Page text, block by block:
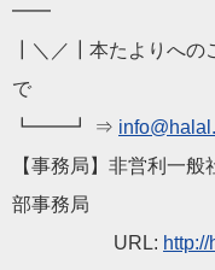
━━
┃＼／┃本た より への
で
┗━━┛ ⇒ info@halal
【事務局】非営利一般
部事務局
URL: http://